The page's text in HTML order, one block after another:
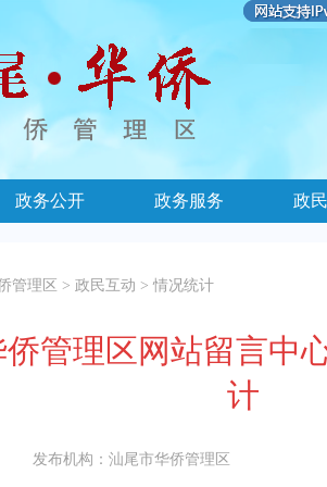
政务公开 政务服务 政
管理区 > 政民互动 > 情况统计
侨管理区网站留言中
计
布机构： 汕尾市华侨管理区